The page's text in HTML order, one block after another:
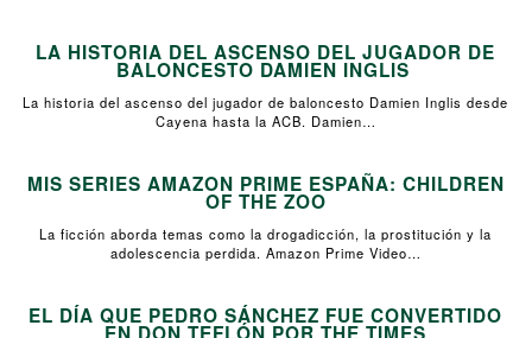
LA HISTORIA DEL ASCENSO DEL JUGADOR DE
BALONCESTO DAMIEN INGLIS
La historia del ascenso del jugador de baloncesto Damien Inglis desde
Cayena hasta la ACB. Damien…
MIS SERIES AMAZON PRIME ESPAÑA: CHILDREN
OF THE ZOO
La ficción aborda temas como la drogadicción, la prostitución y la
adolescencia perdida. Amazon Prime Video…
EL DÍA QUE PEDRO SÁNCHEZ FUE CONVERTIDO